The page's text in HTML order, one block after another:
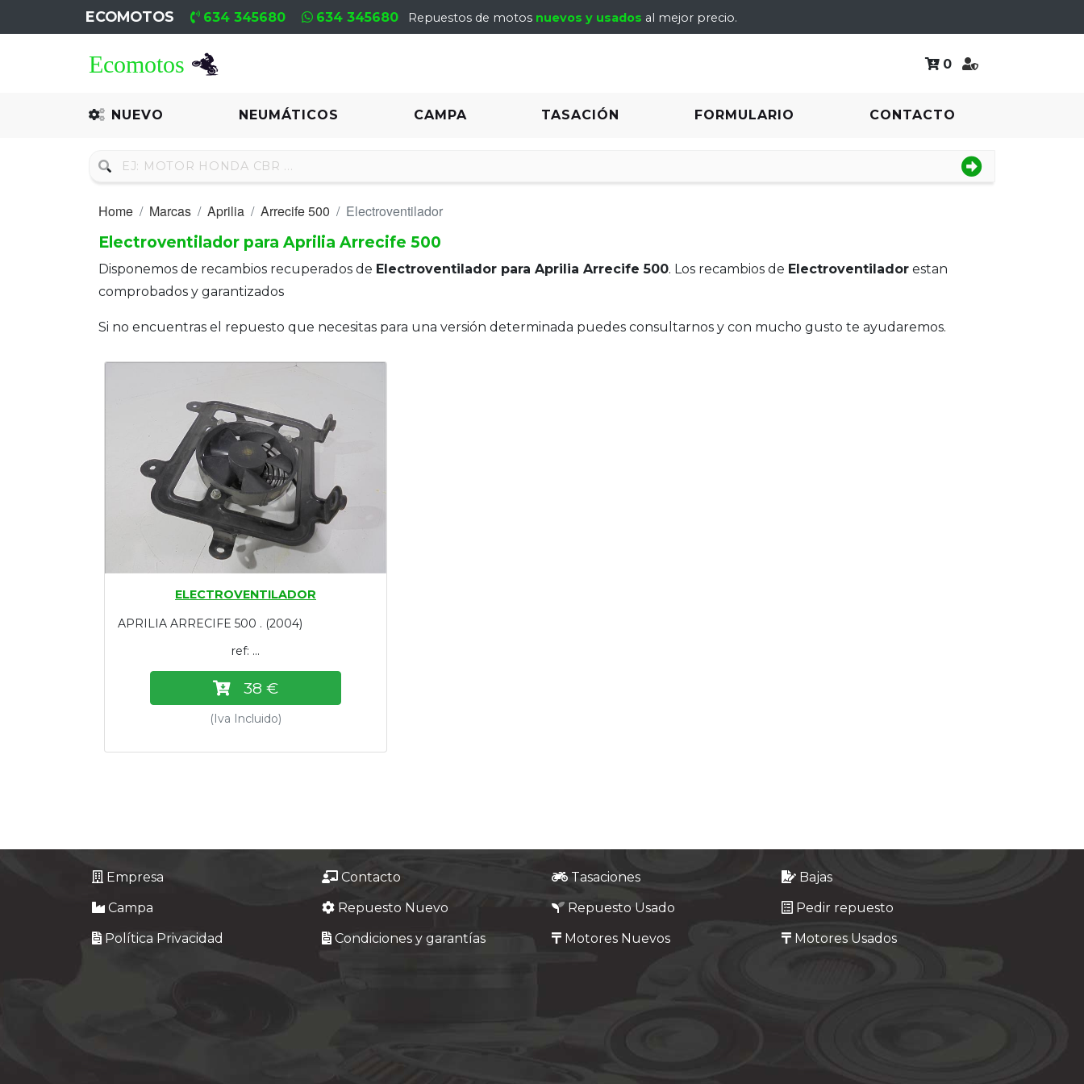
ECOMOTOS 634 345680 634 345680 Repuestos de motos nuevos y usados al mejor precio.
0
NUEVO NEUMÁTICOS CAMPA TASACIÓN FORMULARIO CONTACTO
Recambio
Neumáticos
Motores
Motores
Home Marcas Aprilia Arrecife 500
Electroventilador
Electroventilador para Aprilia Arrecife 500
Disponemos de recambios recuperados de Electroventilador para Aprilia Arrecife 500. Los recambios de Electroventilador estan
comprobados y garantizados
Si no encuentras el repuesto que necesitas para una versión determinada puedes consultarnos y con mucho gusto te ayudaremos.
ELECTROVENTILADOR
APRILIA ARRECIFE 500 . (2004)
ref: ...
38 €
(Iva Incluido)
Empresa Contacto Tasaciones
Bajas
Campa
Repuesto Nuevo Repuesto Usado
Pedir repuesto
Política Privacidad
Condiciones y garantías Motores Nuevos Motores Usados